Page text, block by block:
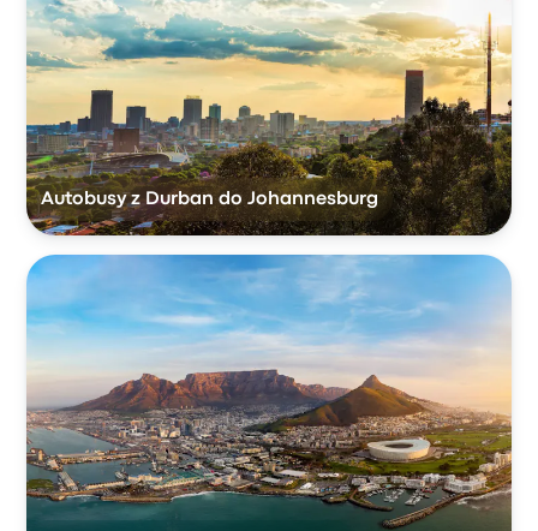
Autobusy z Durban do Johannesburg